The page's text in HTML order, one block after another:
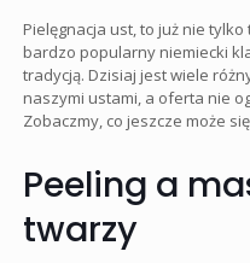
Pielęgnacja ust, to już nie
bardzo popularny niemiecki
tradycją. Dzisiaj jest wiele
naszymi ustami, a oferta nie
Zobaczmy, co jeszcze może
Peeling a
twarzy